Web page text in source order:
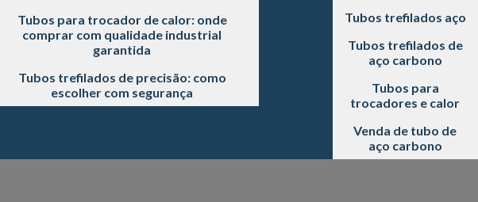
Tubos para trocador de calor: onde
comprar com qualidade industrial
garantida
Tubos trefilados de precisão: como
escolher com segurança
Tubos trefilados aço
Tubos trefilados de
aço carbono
Tubos para
trocadores e calor
Venda de tubo de
aço carbono